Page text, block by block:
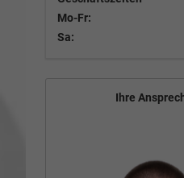
Mo-Fr:
Sa:
Ihre